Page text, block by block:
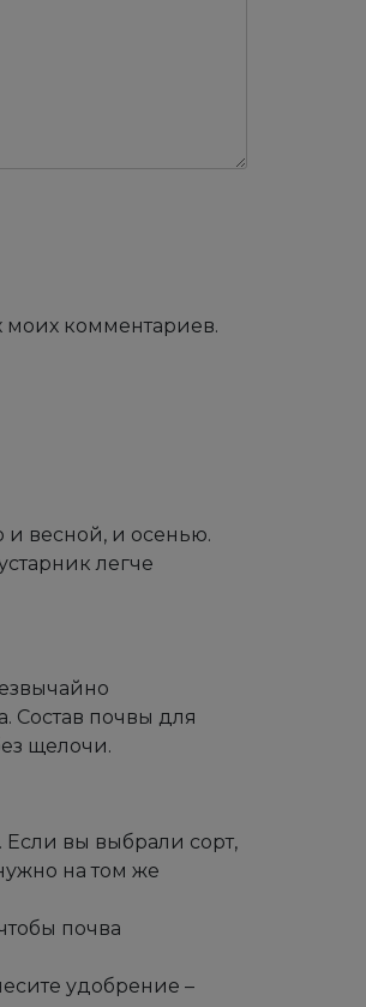
моих комментариев.
и весной, и осенью.
легче
Состав почвы для
щелочи.
вы выбрали сорт,
на том же
почва
удобрение –